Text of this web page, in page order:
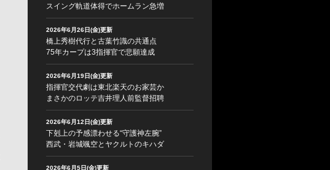
スイング軌道体得でホームラン急増
2026年6月26日(金)更新
橋上秀樹代行と古葉竹識の共通点
75年カープは3指揮官で悲願達成
2026年6月19日(金)更新
指揮官交代劇は東北楽天のお家芸か
まさかのロッテ吉井理人前監督招聘
2026年6月12日(金)更新
下剋上の予感漂わせる“守護神左腕”
西武・岩城颯空とヤクルトのキハダ
2026年6月5日(金)更新